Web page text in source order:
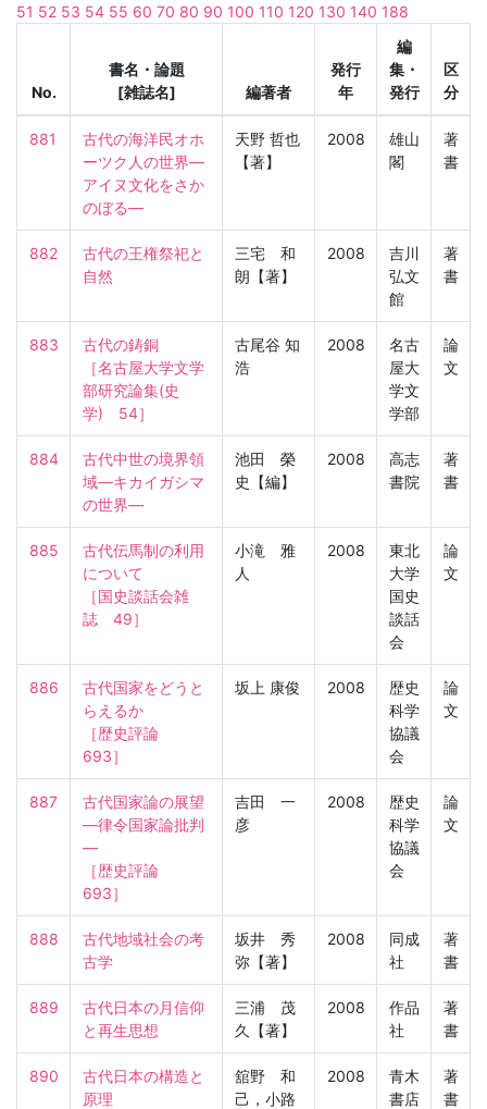
51 52 53 54 55 60 70 80 90 100 110 120 130 140 188
No.
書名・論題
[雑誌名]
編著者
発行
年
編
集・
発行
区
分
881
古代の海洋民オホ
ーツク人の世界―
アイヌ文化をさか
のぼる―
天野 哲也
【著】
2008
雄山
閣
著
書
882
古代の王権祭祀と
自然
三宅 和
朗【著】
2008
吉川
弘文
館
著
書
883
古代の鋳銅
［名古屋大学文学
部研究論集(史
学)　54］
古尾谷 知
浩
2008
名古
屋大
学文
学部
論
文
884
古代中世の境界領
域―キカイガシマ
の世界―
池田 榮
史【編】
2008
高志
書院
著
書
885
古代伝馬制の利用
について
［国史談話会雑
誌　49］
小滝 雅
人
2008
東北
大学
国史
談話
会
論
文
886
古代国家をどうと
らえるか
［歴史評論
693］
坂上 康俊 2008
歴史
科学
協議
会
論
文
887
古代国家論の展望
―律令国家論批判
―
［歴史評論
693］
吉田 一
彦
2008
歴史
科学
協議
会
論
文
888
古代地域社会の考
古学
坂井 秀
弥【著】
2008
同成
社
著
書
889
古代日本の月信仰
と再生思想
三浦 茂
久【著】
2008
作品
社
著
書
890
古代日本の構造と
原理
舘野 和
己，小路
2008
青木
書店
著
書